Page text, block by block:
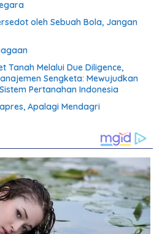
oleh Sebuah Bola, Jangan
Tanah Melalui Due Diligence,
Sengketa: Mewujudkan
Pertanahan Indonesia
Apalagi Mendagri